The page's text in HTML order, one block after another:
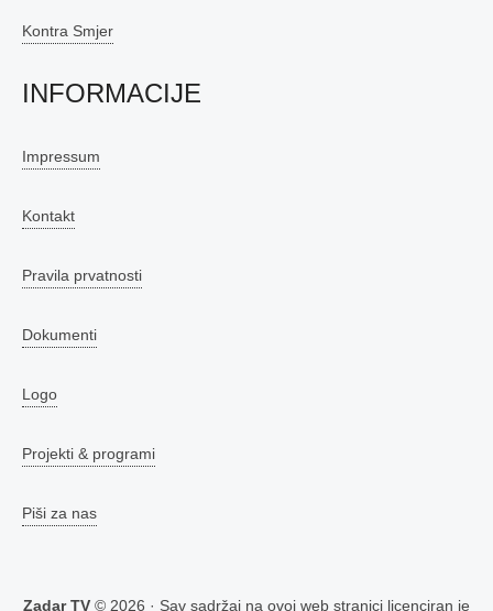
Kontra Smjer
INFORMACIJE
Impressum
Kontakt
Pravila prvatnosti
Dokumenti
Logo
Projekti & programi
Piši za nas
Zadar TV © 2026 · Sav sadržaj na ovoj web stranici licenciran je